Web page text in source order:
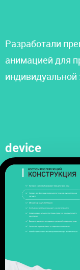
Разработали
анимацией для
device